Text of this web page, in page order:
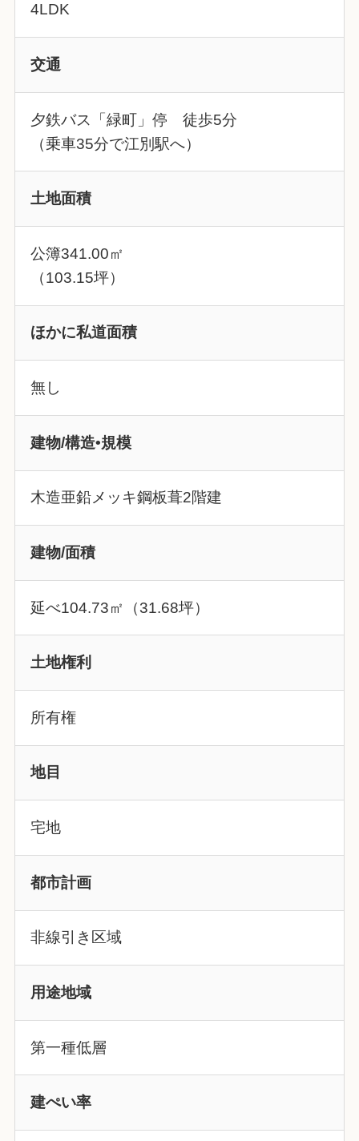
4LDK
交通
夕鉄バス「緑町」停 徒歩5分
（乗車35分で江別駅へ）
土地面積
公簿341.00㎡
（103.15坪）
ほかに私道面積
無し
建物/構造•規模
木造亜鉛メッキ鋼板葺2階建
建物/面積
延べ104.73㎡（31.68坪）
土地権利
所有権
地目
宅地
都市計画
非線引き区域
用途地域
第一種低層
建ぺい率